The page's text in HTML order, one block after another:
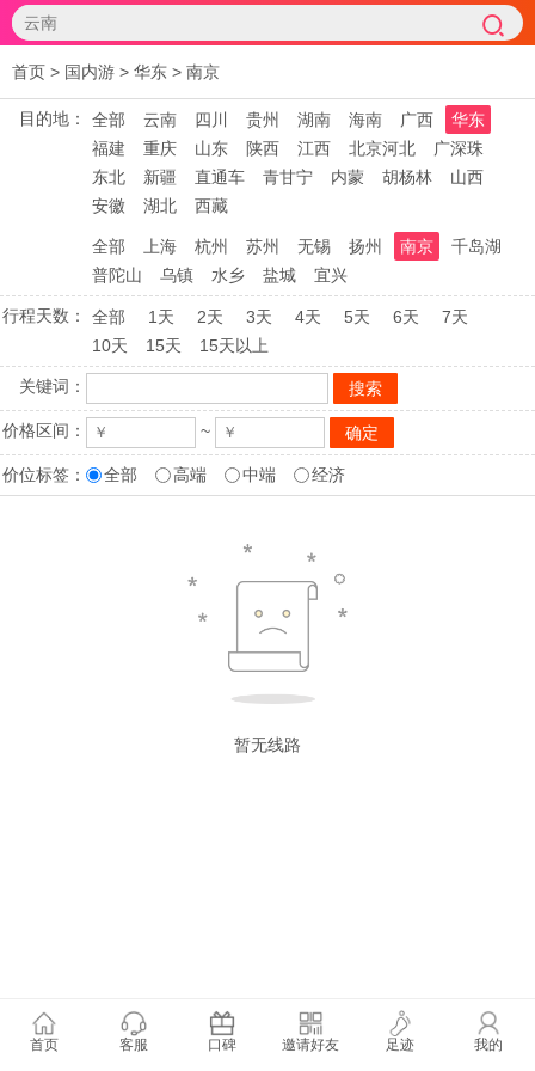
首页 > 国内游 > 华东 > 南京
目的地： 全部 云南 四川 贵州 湖南 海南 广西
华东
福建
重庆 山东 陕西 江西 北京河北
广深珠
东北
新疆 直通车 青甘宁 内蒙 胡杨林
山西
安徽
湖北 西藏
全部 上海 杭州 苏州 无锡 扬州 南京
千岛湖
普陀山
乌镇 水乡 盐城 宜兴
行程天数： 全部 1天 2天 3天 4天 5天 6天
7天
10天
15天 15天以上
关键词：
价格区间： ~
价位标签： 全部 高端 中端 经济
暂无线路
首页 客服 口碑 邀请好友 足迹 我的